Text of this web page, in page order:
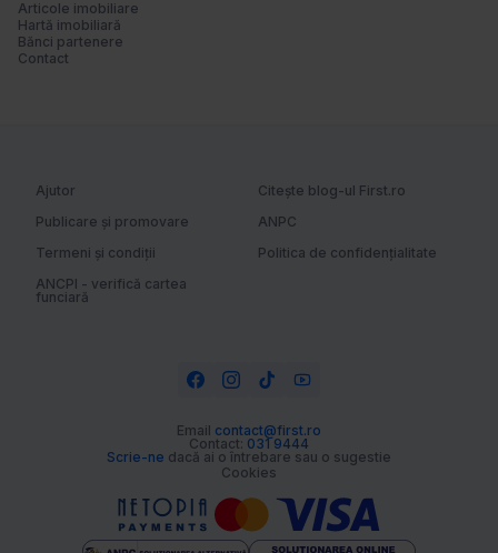
Articole imobiliare
Hartă imobiliară
Bănci partenere
Contact
Ajutor
Citește blog-ul First.ro
Publicare și promovare
ANPC
Termeni și condiții
Politica de confidențialitate
ANCPI - verifică cartea
funciară
Email contact@first.ro
Contact: 031 9444
Scrie-ne dacă ai o întrebare sau o sugestie
Cookies